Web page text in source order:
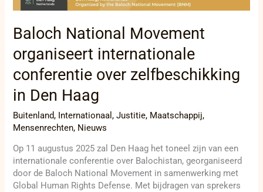
Baloch National Movement
organiseert internationale
conferentie over zelfbeschikking
in Den Haag
Buitenland, Internationaal,Justitie, Maatschappij,
Mensenrechten, Nieuws
Op 11 augustus 2025 zal Den Haag het toneel zijn van een
internationale conferentie over Balochistan, georganiseerd
door de Baloch National Movement in samenwerking met
Global Human Rights Defense. Met bijdragen van sprekers
Haag